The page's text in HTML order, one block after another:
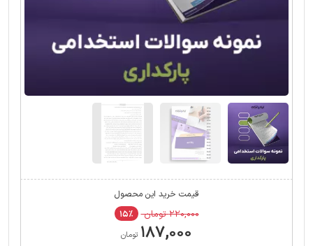
قیمت خرید این محصول
۲۲۰,۰۰۰ تومان ۱۵٪
۱۸۷,۰۰۰ تومان